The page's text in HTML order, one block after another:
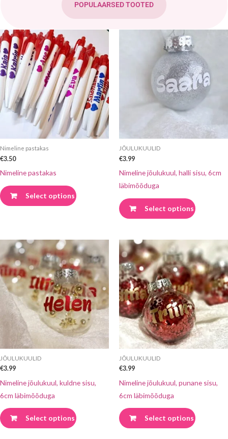
POPULAARSED TOOTED
Nimeline pastakas
€3.50
Nimeline pastakas
Select options
Sellel
tootel
on
mitu
varianti.
Valikuid
saab
teha
tootelehel.
JÕULUKUULID
€3.99
Nimeline jõulukuul, halli sisu, 6cm
läbimõõduga
Select options
on
mitu
varianti.
Valikuid
teha
tootelehel.
JÕULUKUULID
€3.99
Nimeline jõulukuul, kuldne sisu,
6cm läbimõõduga
Select options
Sellel
tootel
on
mitu
varianti.
Valikuid
saab
teha
tootelehel.
JÕULUKUULID
€3.99
Nimeline jõulukuul, punane sisu,
6cm läbimõõduga
Select options
tootel
on
mitu
varianti.
Valikuid
saab
teha
tootelehel.